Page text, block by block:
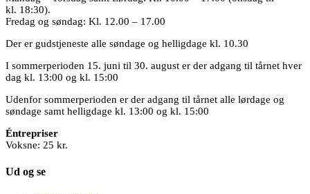
kl. 18:30).
Fredag og søndag: Kl. 12.00 – 17.00
Der er gudstjeneste alle søndage og helligdage kl. 10.30
I sommerperioden 15. juni til 30. august er der adgang til tårnet hver
dag kl. 13:00 og kl. 15:00
Udenfor sommerperioden er der adgang til tårnet alle lørdage og
søndage samt helligdage kl. 13:00 og kl. 15:00
Éntrepriser
Voksne: 25 kr.
Ud og se